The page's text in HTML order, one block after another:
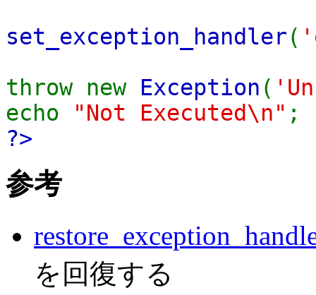
set_exception_handler(
throw new Exception (
echo
"Not Executed\n" ;
?>
参考
を回復する